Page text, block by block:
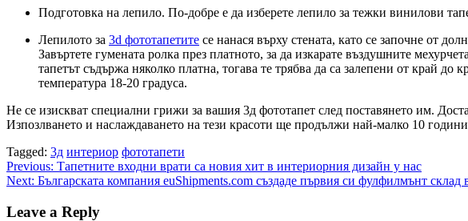
Подготовка на лепило. По-добре е да изберете лепило за тежки винилови
Лепилото за 3d фототапетите се нанася върху стената, като се започне от
Завъртете гумената ролка през платното, за да изкарате въздушните
тапетът съдържа няколко платна, тогава те трябва да са залепени от край
температура 18-20 градуса.
Не се изискват специални грижи за вашия 3д фототапет след поставянето им.
Изпозлването и наслаждаването на тези красоти ще продължи най-малко 10
Tagged: 3д интериор фототапети
Post
navigation
Previous: Тапетните входни врати са новия хит в интериорния дизайн у нас
Next: Българската компания euShipments.com създаде първия си фулфилмънт склад
Leave a Reply